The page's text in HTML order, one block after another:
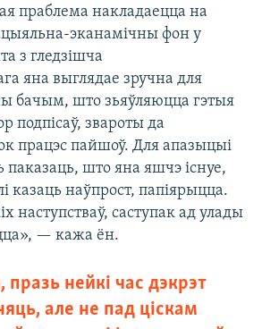
праблема накладаецца на
эканамічны фон у
з гледзішча
яна выглядае зручна для
бачым, што зьяўляюцца гэтыя
подпісаў, звароты да
працэс пайшоў. Для апазыцыі
паказаць, што яна яшчэ існуе,
казаць наўпрост, папіярыцца.
наступстваў, саступак ад улады
— кажа ён.
нейкі час дэкрэт
але не пад ціскам